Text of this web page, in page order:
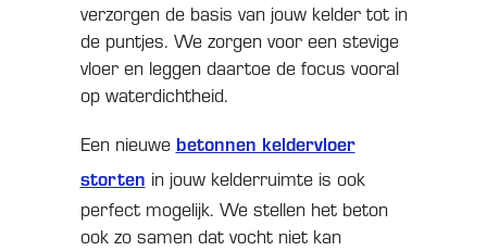
verzorgen de basis van jouw kelder tot in
de puntjes. We zorgen voor een stevige
vloer en leggen daartoe de focus vooral
op waterdichtheid.
Een nieuwe betonnen keldervloer
storten in jouw kelderruimte is ook
perfect mogelijk. We stellen het beton
ook zo samen dat vocht niet kan